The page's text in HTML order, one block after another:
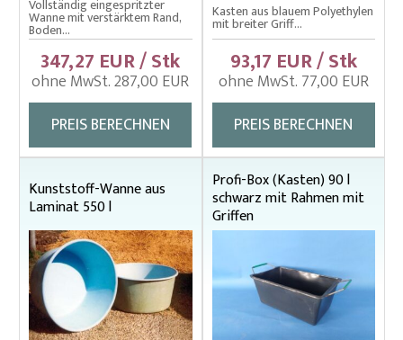
Einhängenetze mit doppeltem schwimmenden
Rahmen
Einhängenetze mit einfachem schwimenden Rahmen
Fischbottiche
Abdecknetze für Bottichen
Bottiche aus Laminate
Bottiche aus Polyäthylen
Eimer – Kübel, Wannen
Fischerbekleidung
Fischtragen, Transportärmel
Fischwaage
Kescher rund, eckig
Vollständig eingespritzter
Wanne mit verstärktem Rand,
Boden...
347,27 EUR / Stk
ohne MwSt. 287,00 EUR
PREIS BERECHNEN
Kasten aus blauem Polyethylen
mit breiter Griff...
93,17 EUR / Stk
ohne MwSt. 77,00 EUR
PREIS BERECHNEN
Kunststoff-Wanne aus
Laminat 550 l
Profi-Box (Kasten) 90 l
schwarz mit Rahmen mit
Griffen